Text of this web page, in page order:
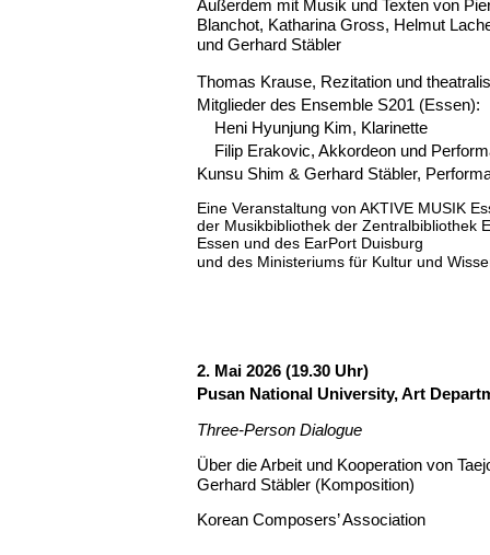
Außerdem mit Musik und Texten von
Blanchot, Katharina Gross, Helmut
und Gerhard Stäbler
Thomas Krause, Rezitation und
Mitglieder des Ensemble S201 (Essen):
Heni Hyunjung Kim, Klarinette
Filip Erakovic, Akkordeon und
Kunsu Shim & Gerhard Stäbler,
Eine Veranstaltung von AKTIVE MUSIK
der Musikbibliothek der Zentralbibliothek
Essen und des EarPort Duisburg
und des Ministeriums für Kultur und
2. Mai 2026 (19.30 Uhr)
Pusan National University, Art
Three-Person Dialogue
Über die Arbeit und Kooperation von
Gerhard Stäbler (Komposition)
Korean Composers’ Association